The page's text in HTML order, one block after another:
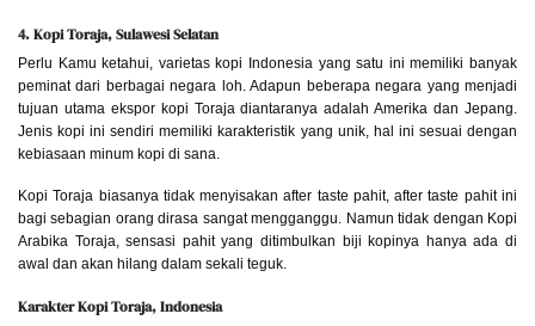
4. Kopi Toraja, Sulawesi Selatan
Perlu Kamu ketahui, varietas kopi Indonesia yang satu ini memiliki banyak
peminat dari berbagai negara loh. Adapun beberapa negara yang menjadi
tujuan utama ekspor kopi Toraja diantaranya adalah Amerika dan Jepang.
Jenis kopi ini sendiri memiliki karakteristik yang unik, hal ini sesuai dengan
kebiasaan minum kopi di sana.
Kopi Toraja biasanya tidak menyisakan after taste pahit, after taste pahit ini
bagi sebagian orang dirasa sangat mengganggu. Namun tidak dengan Kopi
Arabika Toraja, sensasi pahit yang ditimbulkan biji kopinya hanya ada di
awal dan akan hilang dalam sekali teguk.
Karakter Kopi Toraja, Indonesia